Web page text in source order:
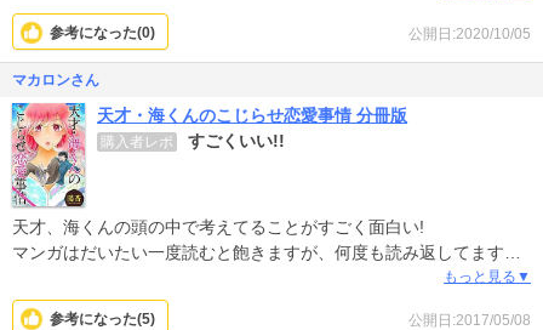
今までにない展開でなかなか面白いです。
公開日:2020/10/05
参考になった(0)
マカロンさん
天才・海くんのこじらせ恋愛事情 分冊版
購入者レポ すごくいい!!
天才、海くんの頭の中で考えてることがすごく面白い!
マンガはだいたい一度読むと飽きますが、何度も読み返してます。
これがランキング100位以内に入ってないのが信じられないくら
い、良かった!
もっと見る▼
公開日:2017/05/08
参考になった(5)